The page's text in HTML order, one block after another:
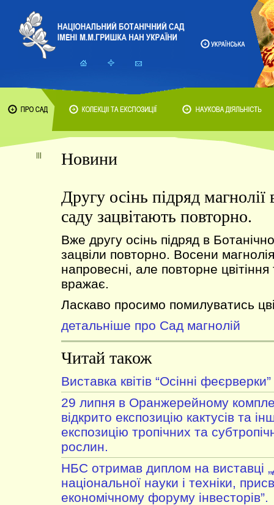
Новини
Другу осінь підряд
саду зацвітають повторно.
Вже другу осінь підряд в
зацвіли повторно. Восени
напровесні, але повторне
вражає.
Ласкаво просимо помилуватись
детальніше про Сад магнолій
Читай також
Виставка квітів “Осінні феєрверки”
29 липня в Оранжерейному
відкрито експозицію кактусів та
експозицію тропічних та
рослин.
НБС отримав диплом на виставці
національної науки і техніки,
економічному форуму інвесторів”.